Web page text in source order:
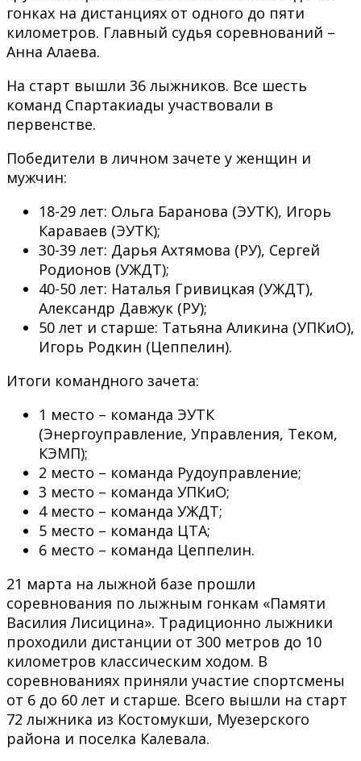
гонках на дистанциях от одного до пяти
километров. Главный судья соревнований –
Анна Алаева.
На старт вышли 36 лыжников. Все шесть
команд Спартакиады участвовали в
первенстве.
Победители в личном зачете у женщин и
мужчин:
18-29 лет: Ольга Баранова (ЭУТК), Игорь
Караваев (ЭУТК);
30-39 лет: Дарья Ахтямова (РУ), Сергей
Родионов (УЖДТ);
40-50 лет: Наталья Гривицкая (УЖДТ),
Александр Давжук (РУ);
50 лет и старше: Татьяна Аликина (УПКиО),
Игорь Родкин (Цеппелин).
Итоги командного зачета:
1 место – команда ЭУТК
(Энергоуправление, Управления, Теком,
КЭМП);
2 место – команда Рудоуправление;
3 место – команда УПКиО;
4 место – команда УЖДТ;
5 место – команда ЦТА;
6 место – команда Цеппелин.
21 марта на лыжной базе прошли
соревнования по лыжным гонкам «Памяти
Василия Лисицина». Традиционно лыжники
проходили дистанции от 300 метров до 10
километров классическим ходом. В
соревнованиях приняли участие спортсмены
от 6 до 60 лет и старше. Всего вышли на старт
72 лыжника из Костомукши, Муезерского
района и поселка Калевала.